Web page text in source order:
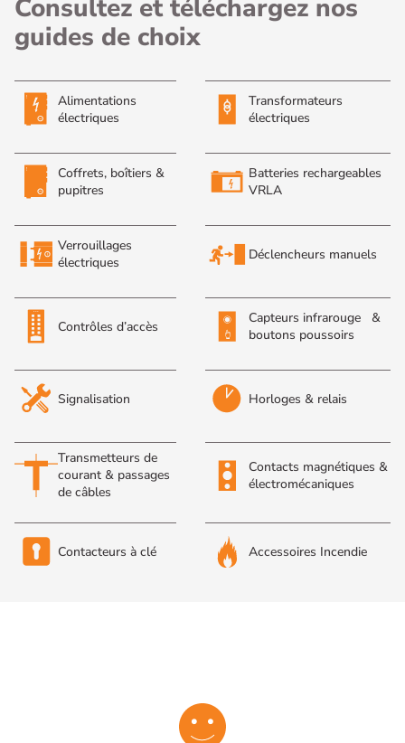
Consultez et téléchargez nos
guides de choix
Alimentations
électriques
Transformateurs
électriques
Coffrets, boîtiers &
pupitres
Batteries rechargeables
VRLA
Verrouillages
électriques
Déclencheurs manuels
Contrôles d’accès
Capteurs infrarouge &
boutons poussoirs
Signalisation Horloges & relais
Transmetteurs de
courant & passages
de câbles
Contacts magnétiques &
électromécaniques
Contacteurs à clé Accessoires Incendie